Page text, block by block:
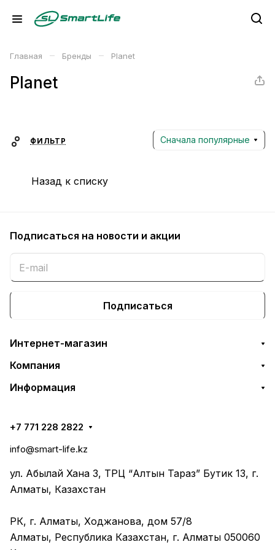
Главная – Бренды – Planet
Planet
ФИЛЬТР Сначала популярные
Назад к списку
Подписаться на новости и акции
Подписаться
Интернет-магазин
Компания
Информация
+7 771 228 2822
info@smart-life.kz
ул. Абылай Хана 3, ТРЦ “Алтын Тараз” Бутик 13, г.
Алматы, Казахстан
РК, г. Алматы, Ходжанова, дом 57/8
Алматы, Республика Казахстан, г. Алматы 050060